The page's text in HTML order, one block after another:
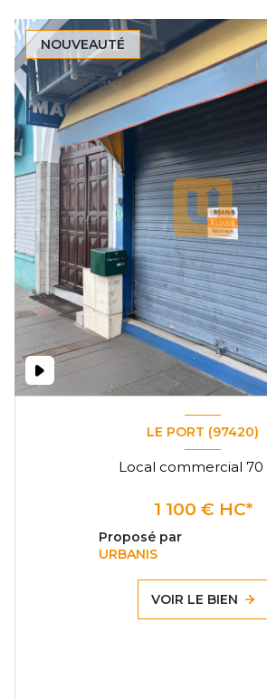
NOUVEAUTÉ
LE PORT (97420)
1 100 € HC*
Proposé par
URBANIS
VOIR LE BIEN